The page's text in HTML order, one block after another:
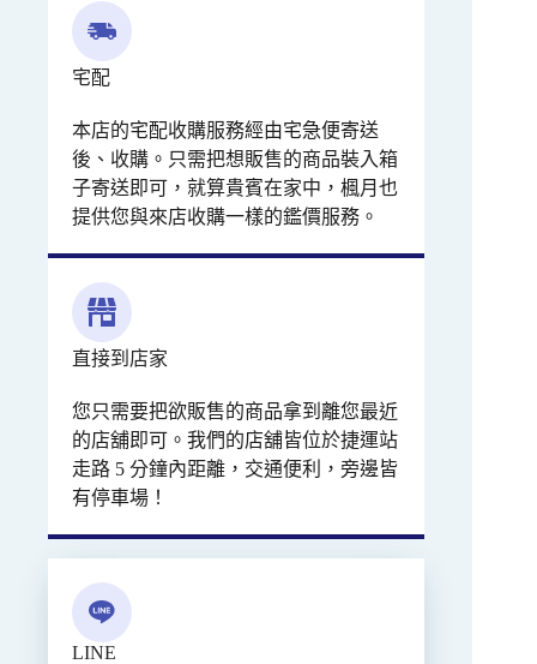
宅配
本店的宅配收購服務經由宅急便寄送
後、收購。只需把想販售的商品裝入箱
子寄送即可，就算貴賓在家中，楓月也
提供您與來店收購一樣的鑑價服務。
直接到店家
您只需要把欲販售的商品拿到離您最近
的店舖即可。我們的店舖皆位於捷運站
走路 5 分鐘內距離，交通便利，旁邊皆
有停車場！
LINE